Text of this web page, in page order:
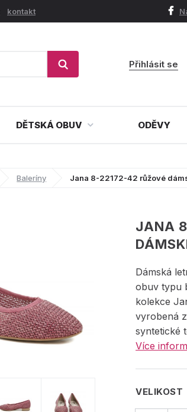
kontakt
Přihlásit se
DĚTSKÁ OBUV ODĚVY
Baleríny Jana 8-22172-42 růžové
JANA
Dámská
obuv typu
kolekce
vyrobená
syntetické
Více
VELIKOST